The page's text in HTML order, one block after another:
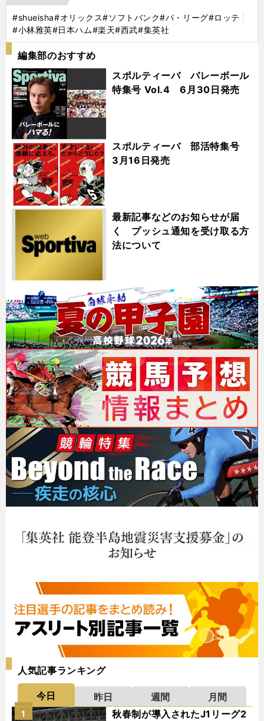
#shueisha#オリックス#ソフトバンク#パ・リーグ#ロッテ
#小林雅英#日本ハム#楽天#西武#集英社
編集部のおすすめ
スポルティーバ バレーボール
特集号 Vol.4 6月30日発売
スポルティーバ 部活特集号
3月16日発売
最新記事などのお知らせが届
く プッシュ通知を受け取る方
法について
人気記事ランキング
今日 昨日 週間
月間
秋春制が導入されたJ1リーグ2
1